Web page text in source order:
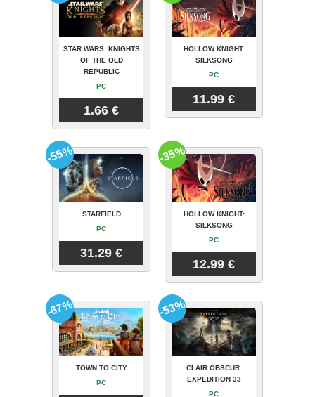
STAR WARS: KNIGHTS
OF THE OLD
REPUBLIC
PC
1.66 €
HOLLOW KNIGHT:
SILKSONG
PC
11.99 €
STARFIELD
PC
31.29 €
-55%
HOLLOW KNIGHT:
SILKSONG
PC
12.99 €
-35%
TOWN TO CITY
PC
-67%
CLAIR OBSCUR:
EXPEDITION 33
PC
-53%